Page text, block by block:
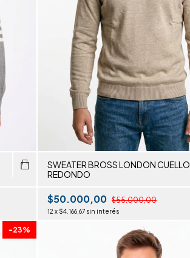
SWEATER BROSS LONDON CUELLO
REDONDO
$50.000,00 $55.000,00
12 x $4.166,67 sin interés
-23%